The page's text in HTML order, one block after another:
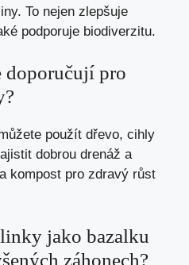
To nejen zlepšuje
podporuje biodiverzitu.
doporučují pro
použít dřevo, cihly
dobrou drenáž a
kompost pro zdravý růst
jako bazalku
záhonech?